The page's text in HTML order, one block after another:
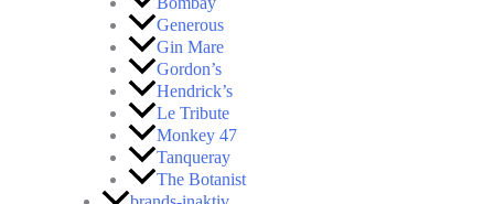
Generous
Gin Mare
Gordon’s
Hendrick’s
Le Tribute
Monkey 47
Tanqueray
The Botanist